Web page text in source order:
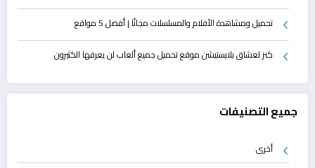
تحميل ومشاهدة الأفلام والمسلسلات مجانًا | أفضل 5 مواقع
كنز لعشاق بلايستيشن موقع تحميل جميع ألعاب لن يعرفها الكثيرون
جميع التصنيفات
أخرى